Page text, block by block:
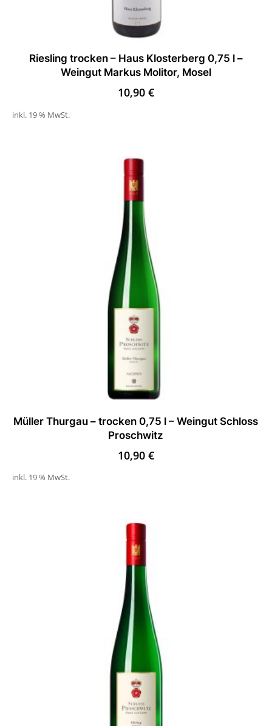
Riesling trocken – Haus Klosterberg 0,75 l –
Weingut Markus Molitor, Mosel
10,90 €
inkl. 19 % MwSt.
Müller Thurgau – trocken 0,75 l – Weingut Schloss
Proschwitz
10,90 €
inkl. 19 % MwSt.